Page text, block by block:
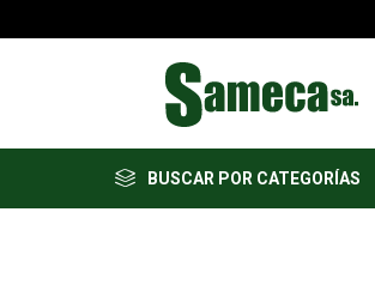
BUSCAR POR CATEGORÍAS